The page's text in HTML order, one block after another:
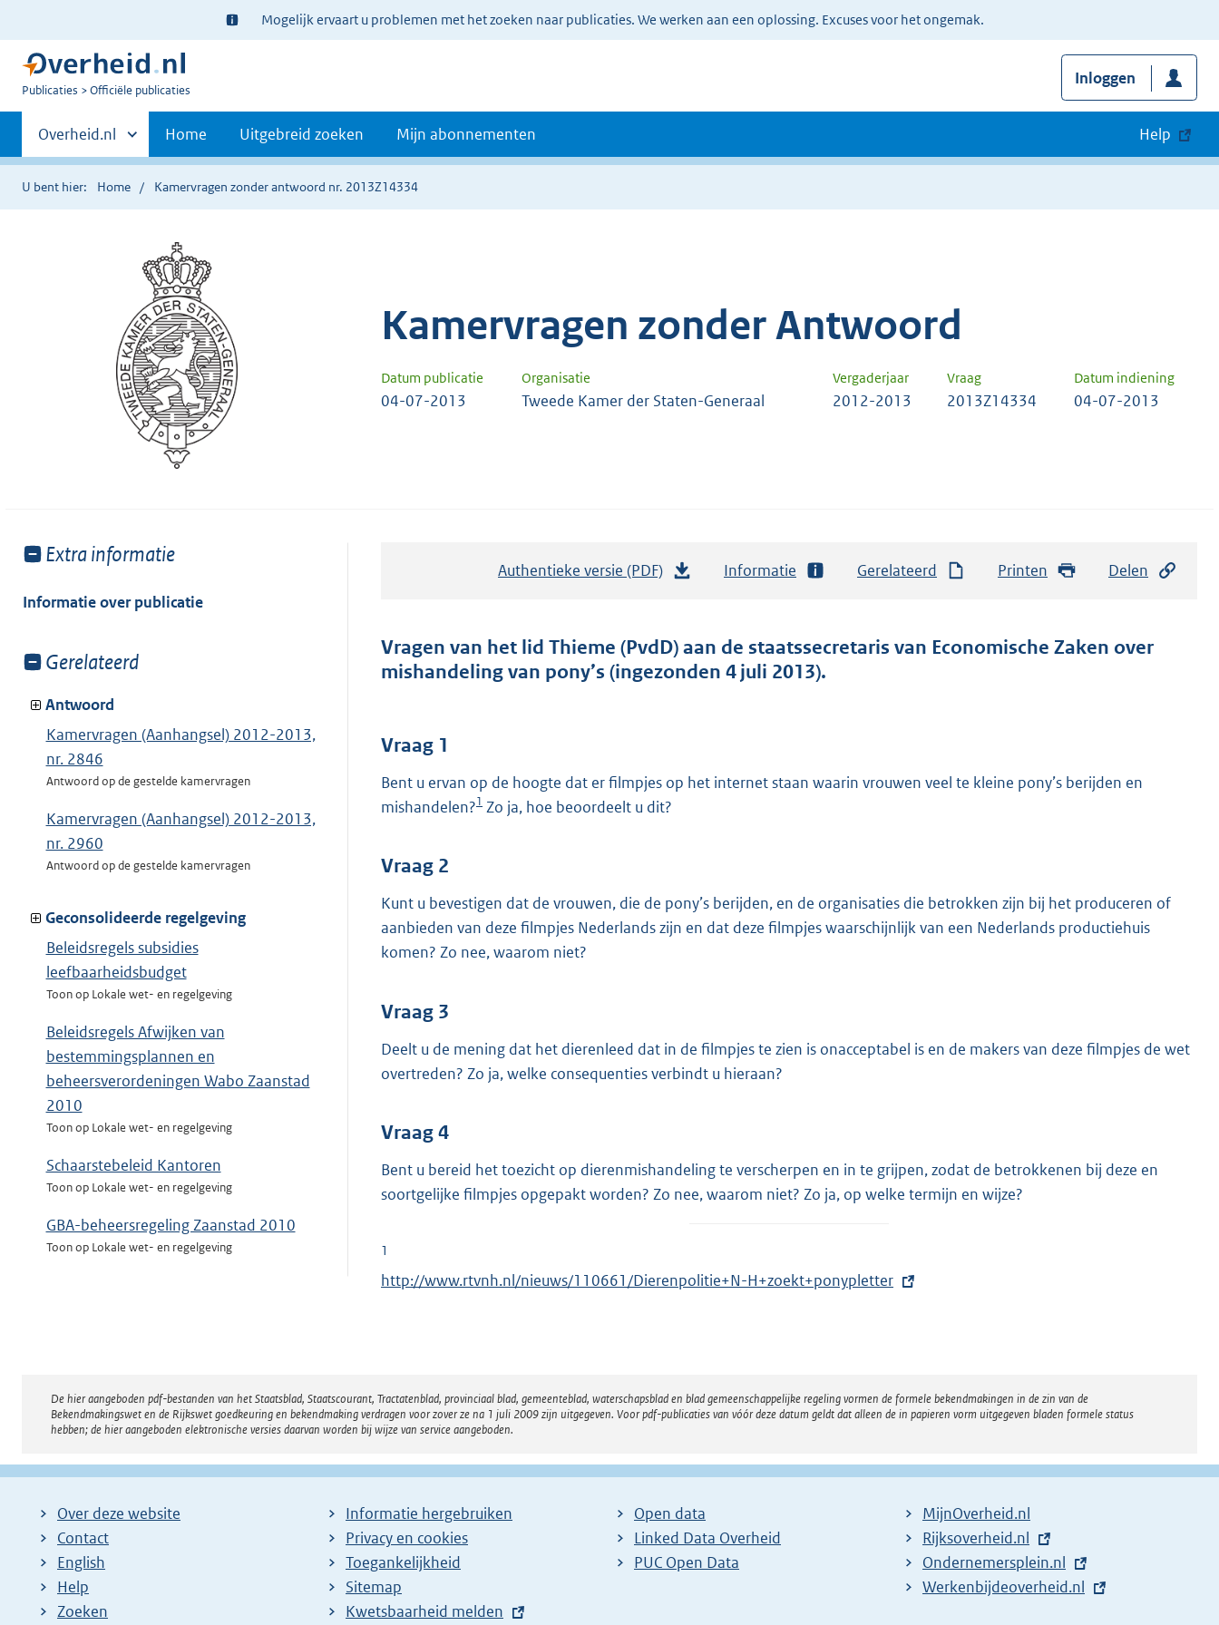
Ter
informatie:
Mogelijk ervaart u problemen met het zoeken naar publicaties. We werken aan een oplossing. Excuses voor het ongemak.
U
Publicaties Officiële publicaties
Inloggen
Primaire
navigatie
Andere
sites
binnen
Overheid.nl Home Uitgebreid zoeken Mijn abonnementen Help
U bent hier: Home Kamervragen zonder antwoord nr. 2013Z14334
Kamervragen zonder Antwoord
Datum publicatie Organisatie Vergaderjaar Vraag Datum indiening
04-07-2013 Tweede Kamer der Staten-Generaal 2012-2013 2013Z14334 04-07-2013
Toon
van:
Extra informatie
Informatie over publicatie
Toon
van:
Gerelateerd
Antwoord
Kamervragen (Aanhangsel) 2012-2013,
nr. 2846
Antwoord op de gestelde kamervragen
Kamervragen (Aanhangsel) 2012-2013,
nr. 2960
Antwoord op de gestelde kamervragen
Geconsolideerde regelgeving
Beleidsregels subsidies
leefbaarheidsbudget
Toon op Lokale wet- en regelgeving
Beleidsregels Afwijken van
bestemmingsplannen en
beheersverordeningen Wabo Zaanstad
2010
Toon op Lokale wet- en regelgeving
Schaarstebeleid Kantoren
Toon op Lokale wet- en regelgeving
GBA-beheersregeling Zaanstad 2010
Toon op Lokale wet- en regelgeving
Toeslagenverordening Wet investeren in
jongeren Zaanstad 2009
Toon op Lokale wet- en regelgeving
Authentieke versie (PDF)
t
a
r
o
e
:
Informatie Gerelateerd Printen Delen
Vragen van het lid Thieme (PvdD) aan de staatssecretaris van Economische Zaken over
mishandeling van pony’s (ingezonden 4 juli 2013).
Vraag 1
Bent u ervan op de hoogte dat er filmpjes op het internet staan waarin vrouwen veel te kleine pony’s berijden en
mishandelen?1 Zo ja, hoe beoordeelt u dit?
Vraag 2
Kunt u bevestigen dat de vrouwen, die de pony’s berijden, en de organisaties die betrokken zijn bij het produceren of
aanbieden van deze filmpjes Nederlands zijn en dat deze filmpjes waarschijnlijk van een Nederlands productiehuis
komen? Zo nee, waarom niet?
Vraag 3
Deelt u de mening dat het dierenleed dat in de filmpjes te zien is onacceptabel is en de makers van deze filmpjes de wet
overtreden? Zo ja, welke consequenties verbindt u hieraan?
Vraag 4
Bent u bereid het toezicht op dierenmishandeling te verscherpen en in te grijpen, zodat de betrokkenen bij deze en
soortgelijke filmpjes opgepakt worden? Zo nee, waarom niet? Zo ja, op welke termijn en wijze?
1
E
n
e
i
k
:
http://www.rtvnh.nl/nieuws/110661/Dierenpolitie+N-H+zoekt+ponypletter
Disclaimer
De hier aangeboden pdf-bestanden van het Staatsblad, Staatscourant, Tractatenblad, provinciaal blad, gemeenteblad, waterschapsblad en blad gemeenschappelijke regeling vormen de formele bekendmakingen in de zin van de
Bekendmakingswet en de Rijkswet goedkeuring en bekendmaking verdragen voor zover ze na 1 juli 2009 zijn uitgegeven. Voor pdf-publicaties van vóór deze datum geldt dat alleen de in papieren vorm uitgegeven bladen formele status
hebben; de hier aangeboden elektronische versies daarvan worden bij wijze van service aangeboden.
Over deze website
Contact
English
Help
Zoeken
Informatie hergebruiken
Privacy en cookies
Toegankelijkheid
Sitemap
E
Kwetsbaarheid melden
Open data
Linked Data Overheid
PUC Open Data
MijnOverheid.nl
E
x
t
Rijksoverheid.nl
E
x
Ondernemersplein.nl
E
Werkenbijdeoverheid.nl